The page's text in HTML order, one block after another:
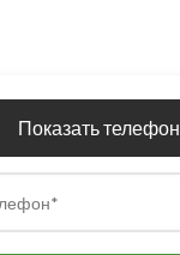
Показать телефон